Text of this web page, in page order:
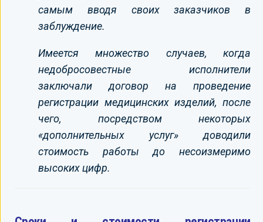
самым вводя своих заказчиков в
заблуждение.
Имеется множество случаев, когда
недобросовестные исполнители
заключали договор на проведение
регистрации медицинских изделий, после
чего, посредством некоторых
«дополнительных услуг» доводили
стоимость работы до несоизмеримо
высоких цифр.